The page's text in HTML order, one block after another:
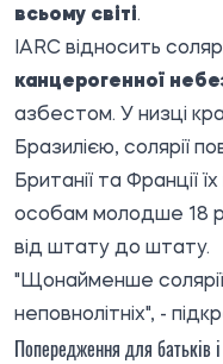
всьому світі.
IARC відносить
канцерогенної
азбестом. У низці
Бразилією, солярії
Британії та Франції
особам молодше 18
від штату до штату.
"Щонайменше
неповнолітніх", -
Попередження для батьків і